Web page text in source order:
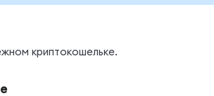
криптокошельке.